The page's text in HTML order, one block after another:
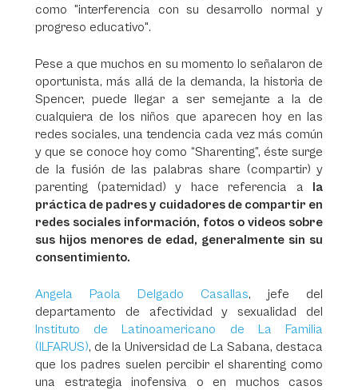
como "interferencia con su desarrollo normal y
progreso educativo".
Pese a que muchos en su momento lo señalaron de
oportunista, más allá de la demanda, la historia de
Spencer, puede llegar a ser semejante a la de
cualquiera de los niños que aparecen hoy en las
redes sociales, una tendencia cada vez más común
y que se conoce hoy como “Sharenting”, éste surge
de la fusión de las palabras share (compartir) y
parenting (paternidad) y hace referencia a la
práctica de padres y cuidadores de compartir en
redes sociales información, fotos o videos sobre
sus hijos menores de edad, generalmente sin su
consentimiento.
Angela Paola Delgado Casallas, jefe del
departamento de afectividad y sexualidad del
Instituto de Latinoamericano de La Familia
(ILFARUS), de la Universidad de La Sabana, destaca
que los padres suelen percibir el sharenting como
una estrategia inofensiva o en muchos casos